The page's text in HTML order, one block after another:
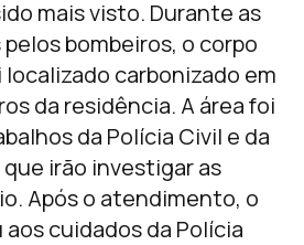
mais visto. Durante as
bombeiros, o corpo
localizado carbonizado em
da residência. A área foi
da Polícia Civil e da
irão investigar as
Após o atendimento, o
cuidados da Polícia